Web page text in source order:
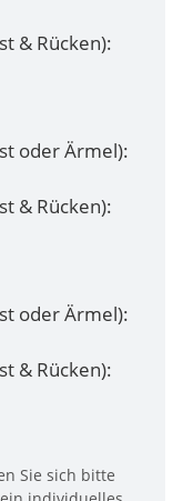
& Rücken):
oder Ärmel):
& Rücken):
oder Ärmel):
& Rücken):
Sie sich bitte